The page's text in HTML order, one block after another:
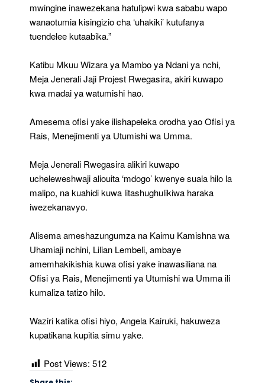
mwingine inawezekana hatulipwi kwa sababu wapo
wanaotumia kisingizio cha ‘uhakiki’ kutufanya
tuendelee kutaabika.”
Katibu Mkuu Wizara ya Mambo ya Ndani ya nchi,
Meja Jenerali Jaji Projest Rwegasira, akiri kuwapo
kwa madai ya watumishi hao.
Amesema ofisi yake ilishapeleka orodha yao Ofisi ya
Rais, Menejimenti ya Utumishi wa Umma.
Meja Jenerali Rwegasira alikiri kuwapo
ucheleweshwaji aliouita ‘mdogo’ kwenye suala hilo la
malipo, na kuahidi kuwa litashughulikiwa haraka
iwezekanavyo.
Alisema ameshazungumza na Kaimu Kamishna wa
Uhamiaji nchini, Lilian Lembeli, ambaye
amemhakikishia kuwa ofisi yake inawasiliana na
Ofisi ya Rais, Menejimenti ya Utumishi wa Umma ili
kumaliza tatizo hilo.
Waziri katika ofisi hiyo, Angela Kairuki, hakuweza
kupatikana kupitia simu yake.
Post Views: 512